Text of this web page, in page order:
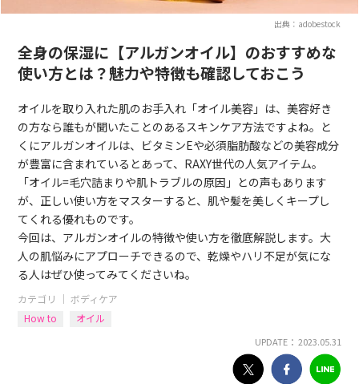
出典：adobestock
全身の保湿に【アルガンオイル】のおすすめな
使い方とは？魅力や特徴も確認しておこう
オイルを取り入れた肌のお手入れ「オイル美容」は、美容好き
の方なら誰もが聞いたことのあるスキンケア方法ですよね。と
くにアルガンオイルは、ビタミンEや必須脂肪酸などの美容成分
が豊富に含まれているとあって、RAXY世代の人気アイテム。
「オイル=毛穴詰まりや肌トラブルの原因」との声もあります
が、正しい使い方をマスターすると、肌や髪を美しくキープし
てくれる優れものです。
今回は、アルガンオイルの特徴や使い方を徹底解説します。大
人の肌悩みにアプローチできるので、乾燥やハリ不足が気にな
る人はぜひ使ってみてくださいね。
カテゴリ ｜ボディケア
How to
オイル
UPDATE： 2023.05.31